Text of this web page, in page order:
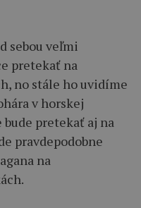
sebou veľmi
pretekať na
no stále ho uvidíme
v horskej
pretekať aj na
pravdepodobne
na